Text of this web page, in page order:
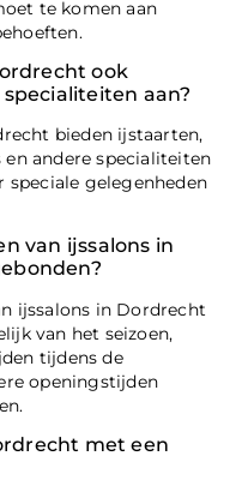
te komen aan
ook
aan?
bieden ijstaarten,
en andere specialiteiten
speciale gelegenheden
van ijssalons in
ijssalons in Dordrecht
van het seizoen,
tijdens de
openingstijden
met een